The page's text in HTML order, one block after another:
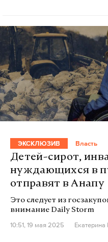
ЭКСКЛЮЗИВ Власть
Детей-сирот,
нуждающихся в
отправят в Анапу
Это следует из
внимание Daily Storm
10:51, 19 мая 2025